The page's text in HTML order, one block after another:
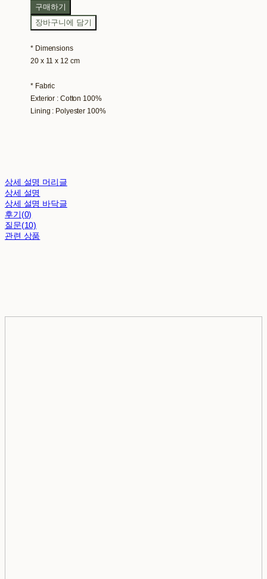
구매하기
장바구니에 담기
* Dimensions
20 x 11 x 12 cm
* Fabric
Exterior : Cotton 100%
Lining : Polyester 100%
상세 설명 머리글
상세 설명
상세 설명 바닥글
후기(0)
질문(10)
관련 상품